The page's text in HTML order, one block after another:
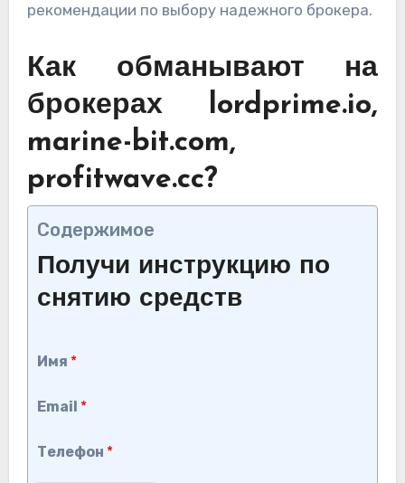
рекомендации по выбору надежного брокера.
Как обманывают на
брокерах lordprime.io,
marine-bit.com,
profitwave.cc?
Содержимое
Получи инструкцию по
снятию средств
Имя *
Email *
Телефон *